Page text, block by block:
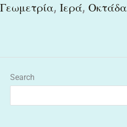
Γεωμετρία, Ιερά, Οκτάδα
Search